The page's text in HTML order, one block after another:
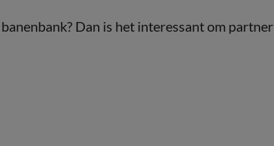
Dan is het interessant om partner